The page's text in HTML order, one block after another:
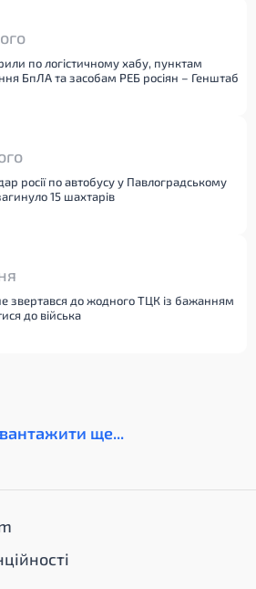
по логістичному хабу, пунктам
БпЛА та засобам РЕБ росіян – Генштаб
росії по автобусу у Павлоградському
15 шахтарів
звертався до жодного ТЦК із бажанням
до війська
ще...